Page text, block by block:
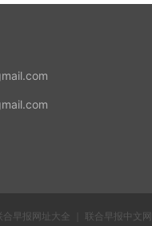
合早报网址大全 联合早报中文网